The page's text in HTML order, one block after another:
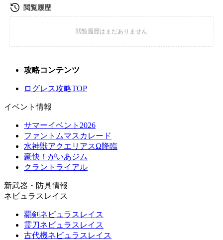
攻略コンテンツ
ログレス攻略TOP
イベント情報
サマーイベント2026
ファントムマスカレード
水神獣アクエリアスΩ降臨
豪快！がいあジム
クラントライアル
新武器・防具情報
ネビュラスレイス
覇剣ネビュラスレイス
霊刀ネビュラスレイス
古代機ネビュラスレイス